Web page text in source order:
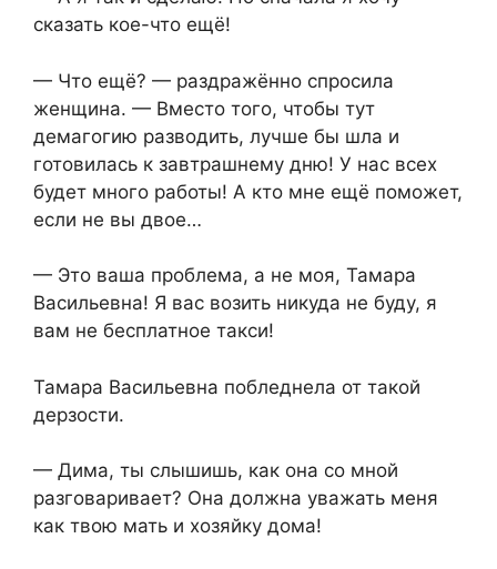
сказать кое-что ещё!
— Что ещё? — раздражённо спросила
женщина. — Вместо того, чтобы тут
демагогию разводить, лучше бы шла и
готовилась к завтрашнему дню! У нас всех
будет много работы! А кто мне ещё поможет,
если не вы двое…
— Это ваша проблема, а не моя, Тамара
Васильевна! Я вас возить никуда не буду, я
вам не бесплатное такси!
Тамара Васильевна побледнела от такой
дерзости.
— Дима, ты слышишь, как она со мной
разговаривает? Она должна уважать меня
как твою мать и хозяйку дома!